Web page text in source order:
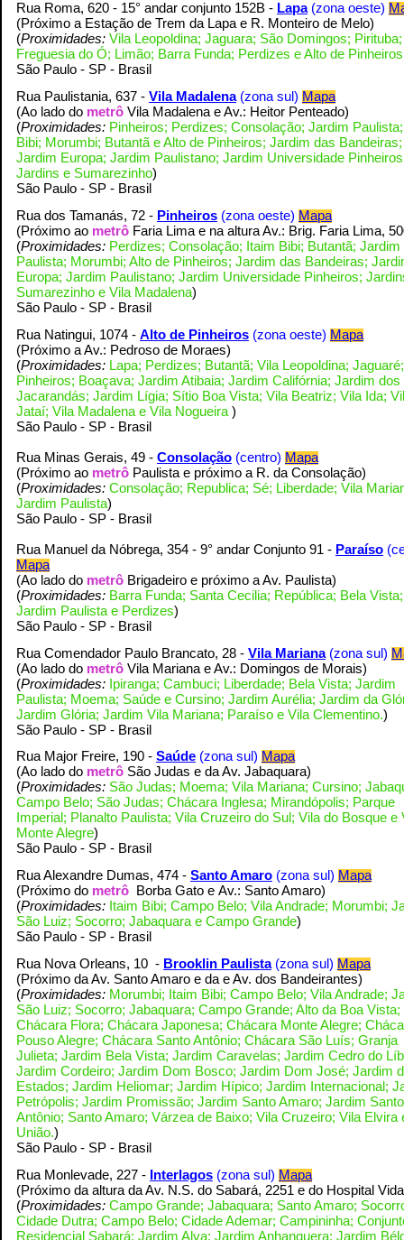
Rua Roma, 620 - 15° andar conjunto 152B - Lapa (zona oeste)
(Próximo a Estação de Trem da Lapa e R. Monteiro de Melo)
(Proximidades: Vila Leopoldina; Jaguara; São Domingos; Pirituba;
Freguesia do Ó; Limão; Barra Funda; Perdizes e Alto de
São Paulo - SP - Brasil
Rua Paulistania, 637 - Vila Madalena (zona sul) Mapa
(Ao lado do metrô Vila Madalena e Av.: Heitor Penteado)
(Proximidades: Pinheiros; Perdizes; Consolação; Jardim
Bibi; Morumbi; Butantã e Alto de Pinheiros; Jardim das Bandeiras;
Jardim Europa; Jardim Paulistano; Jardim Universidade
Jardins e Sumarezinho)
São Paulo - SP - Brasil
Rua dos Tamanás, 72 - Pinheiros (zona oeste) Mapa
(Próximo ao metrô Faria Lima e na altura Av.: Brig. Faria Lima,
(Proximidades: Perdizes; Consolação; Itaim Bibi; Butantã; Jardim
Paulista; Morumbi; Alto de Pinheiros; Jardim das Bandeiras;
Europa; Jardim Paulistano; Jardim Universidade Pinheiros;
Sumarezinho e Vila Madalena)
São Paulo - SP - Brasil
Rua Natingui, 1074 - Alto de Pinheiros (zona oeste) Mapa
(Próximo a Av.: Pedroso de Moraes)
(Proximidades: Lapa; Perdizes; Butantã; Vila Leopoldina; Jaguaré;
Pinheiros; Boaçava; Jardim Atibaia; Jardim Califórnia; Jardim dos
Jacarandás; Jardim Lígia; Sítio Boa Vista; Vila Beatriz; Vila Ida;
Jataí; Vila Madalena e Vila Nogueira )
São Paulo - SP - Brasil
Rua Minas Gerais, 49 - Consolação (centro) Mapa
(Próximo ao metrô Paulista e próximo a R. da Consolação)
(Proximidades: Consolação; Republica; Sé; Liberdade; Vila
Jardim Paulista)
São Paulo - SP - Brasil
Rua Manuel da Nóbrega, 354 - 9° andar Conjunto 91 - Paraíso
Mapa
(Ao lado do metrô Brigadeiro e próximo a Av. Paulista)
(Proximidades: Barra Funda; Santa Cecilia; República; Bela Vista;
Jardim Paulista e Perdizes)
São Paulo - SP - Brasil
Rua Comendador Paulo Brancato, 28 - Vila Mariana (zona sul)
(Ao lado do metrô Vila Mariana e Av.: Domingos de Morais)
(Proximidades: Ipiranga; Cambuci; Liberdade; Bela Vista; Jardim
Paulista; Moema; Saúde e Cursino; Jardim Aurélia; Jardim da
Jardim Glória; Jardim Vila Mariana; Paraíso e Vila Clementino.)
São Paulo - SP - Brasil
Rua Major Freire, 190 - Saúde (zona sul) Mapa
(Ao lado do metrô São Judas e da Av. Jabaquara)
(Proximidades: São Judas; Moema; Vila Mariana; Cursino;
Campo Belo; São Judas; Chácara Inglesa; Mirandópolis; Parque
Imperial; Planalto Paulista; Vila Cruzeiro do Sul; Vila do Bosque e
Monte Alegre)
São Paulo - SP - Brasil
Rua Alexandre Dumas, 474 - Santo Amaro (zona sul) Mapa
(Próximo do metrô Borba Gato e Av.: Santo Amaro)
(Proximidades: Itaim Bibi; Campo Belo; Vila Andrade; Morumbi;
São Luiz; Socorro; Jabaquara e Campo Grande)
São Paulo - SP - Brasil
Rua Nova Orleans, 10 - Brooklin Paulista (zona sul) Mapa
(Próximo da Av. Santo Amaro e da e Av. dos Bandeirantes)
(Proximidades: Morumbi; Itaim Bibi; Campo Belo; Vila Andrade;
São Luiz; Socorro; Jabaquara; Campo Grande; Alto da Boa Vista;
Chácara Flora; Chácara Japonesa; Chácara Monte Alegre;
Pouso Alegre; Chácara Santo Antônio; Chácara São Luís; Granja
Julieta; Jardim Bela Vista; Jardim Caravelas; Jardim Cedro do
Jardim Cordeiro; Jardim Dom Bosco; Jardim Dom José; Jardim
Estados; Jardim Heliomar; Jardim Hípico; Jardim Internacional;
Petrópolis; Jardim Promissão; Jardim Santo Amaro; Jardim Santo
Antônio; Santo Amaro; Várzea de Baixo; Vila Cruzeiro; Vila Elvira
União.)
São Paulo - SP - Brasil
Rua Monlevade, 227 - Interlagos (zona sul) Mapa
(Próximo da altura da Av. N.S. do Sabará, 2251 e do Hospital
(Proximidades: Campo Grande; Jabaquara; Santo Amaro;
Cidade Dutra; Campo Belo; Cidade Ademar; Campininha;
Residencial Sabará; Jardim Alva; Jardim Anhanguera; Jardim